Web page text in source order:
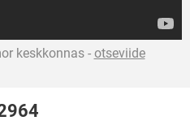
keskkonnas - otseviide